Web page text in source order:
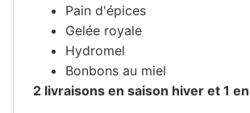
Pain d'épices
Gelée royale
Hydromel
Bonbons au miel
2 livraisons en saison hiver et 1